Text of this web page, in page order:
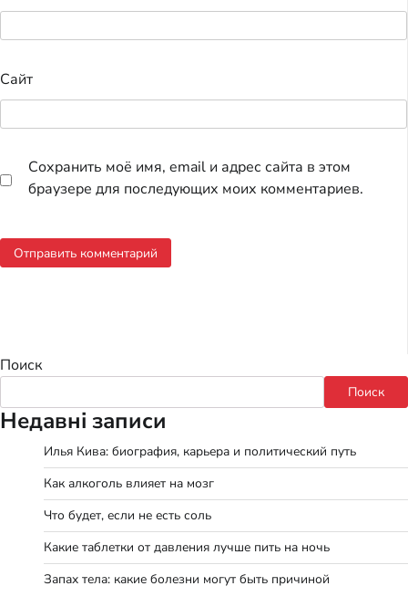
Сайт
Сохранить моё имя, email и адрес сайта в этом
браузере для последующих моих комментариев.
Поиск
Поиск
Недавні записи
Илья Кива: биография, карьера и политический путь
Как алкоголь влияет на мозг
Что будет, если не есть соль
Какие таблетки от давления лучше пить на ночь
Запах тела: какие болезни могут быть причиной